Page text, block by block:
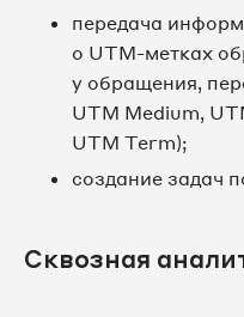
передача
о UTM-метках
у обращения,
UTM Medium,
UTM Term);
создание задач
Сквозная